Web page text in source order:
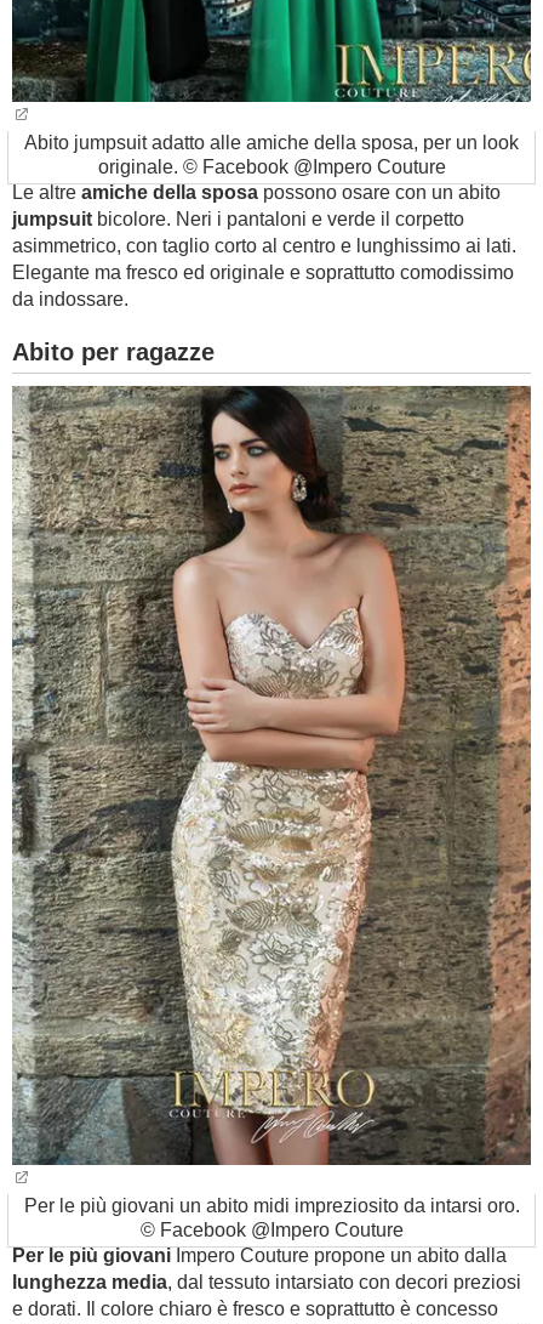
Abito jumpsuit adatto alle amiche della sposa, per un look
originale. © Facebook @Impero Couture
Le altre amiche della sposa possono osare con un abito
jumpsuit bicolore. Neri i pantaloni e verde il corpetto
asimmetrico, con taglio corto al centro e lunghissimo ai lati.
Elegante ma fresco ed originale e soprattutto comodissimo
da indossare.
Abito per ragazze
Per le più giovani un abito midi impreziosito da intarsi oro.
© Facebook @Impero Couture
Per le più giovani Impero Couture propone un abito dalla
lunghezza media, dal tessuto intarsiato con decori preziosi
e dorati. Il colore chiaro è fresco e soprattutto è concesso